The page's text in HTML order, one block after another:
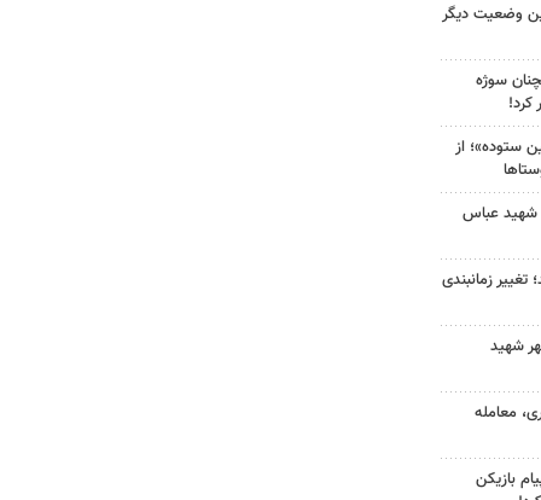
وضعیت دیگر
سوژه
کرد!
ستوده»؛ از
شهید عباس
تغییر زمانبندی
شهید
معامله
بازیکن